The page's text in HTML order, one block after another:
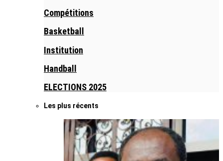
Compétitions
Basketball
Institution
Handball
ELECTIONS 2025
Les plus récents